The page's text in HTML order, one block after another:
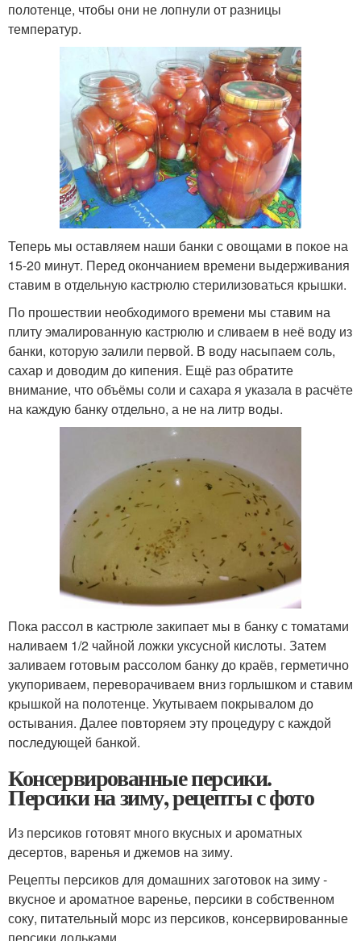
полотенце, чтобы они не лопнули от разницы
температур.
Теперь мы оставляем наши банки с овощами в покое на
15-20 минут. Перед окончанием времени выдерживания
ставим в отдельную кастрюлю стерилизоваться крышки.
По прошествии необходимого времени мы ставим на
плиту эмалированную кастрюлю и сливаем в неё воду из
банки, которую залили первой. В воду насыпаем соль,
сахар и доводим до кипения. Ещё раз обратите
внимание, что объёмы соли и сахара я указала в расчёте
на каждую банку отдельно, а не на литр воды.
Пока рассол в кастрюле закипает мы в банку с томатами
наливаем 1/2 чайной ложки уксусной кислоты. Затем
заливаем готовым рассолом банку до краёв, герметично
укупориваем, переворачиваем вниз горлышком и ставим
крышкой на полотенце. Укутываем покрывалом до
остывания. Далее повторяем эту процедуру с каждой
последующей банкой.
Консервированные персики.
Персики на зиму, рецепты с фото
Из персиков готовят много вкусных и ароматных
десертов, варенья и джемов на зиму.
Рецепты персиков для домашних заготовок на зиму -
вкусное и ароматное варенье, персики в собственном
соку, питательный морс из персиков, консервированные